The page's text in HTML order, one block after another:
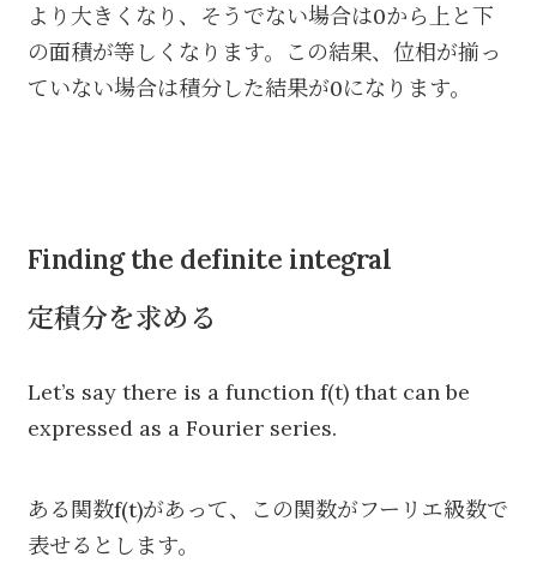
より大きくなり、そうでない場合は0から上と下
の面積が等しくなります。この結果、位相が揃っ
ていない場合は積分した結果が0になります。
Finding the definite integral
定積分を求める
Let’s say there is a function f(t) that can be
expressed as a Fourier series.
ある関数f(t)があって、この関数がフーリエ級数で
表せるとします。